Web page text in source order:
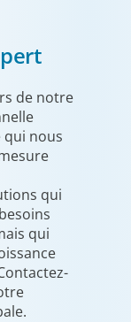
de notre
qui nous
qui
qui